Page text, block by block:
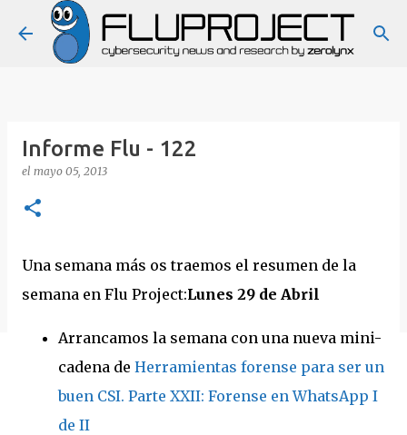
Ir al contenido principal
Informe Flu - 122
el mayo 05, 2013
Una semana más os traemos el resumen de la
semana en Flu Project:Lunes 29 de Abril
Arrancamos la semana con una nueva mini-
cadena de Herramientas forense para ser un
buen CSI. Parte XXII: Forense en WhatsApp I
de II